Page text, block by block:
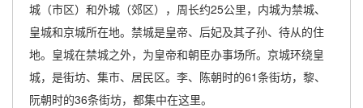
城（市区）和外城（郊区），周长约25公里，内城为禁城、
皇城和京城所在地。禁城是皇帝、后妃及其子孙、待从的住
地。皇城在禁城之外，为皇帝和朝臣办事场所。京城环绕皇
城，是街坊、集市、居民区。李、陈朝时的61条街坊，黎、
阮朝时的36条街坊，都集中在这里。